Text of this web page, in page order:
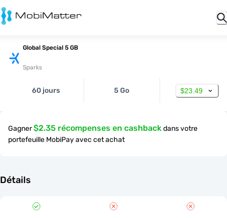
Global Special 5 GB
Sparks
60 jours 5 Go $23.49
Gagner$2.35 récompenses en cashbackdans votre
portefeuille MobiPay avec cet achat
Détails